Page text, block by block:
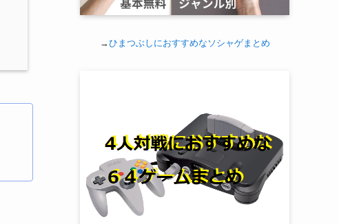
→ひまつぶしにおすすめなソシャゲまとめ